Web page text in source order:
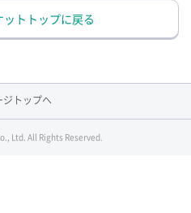
トトップに戻る
ジトップへ
Ltd. All Rights Reserved.